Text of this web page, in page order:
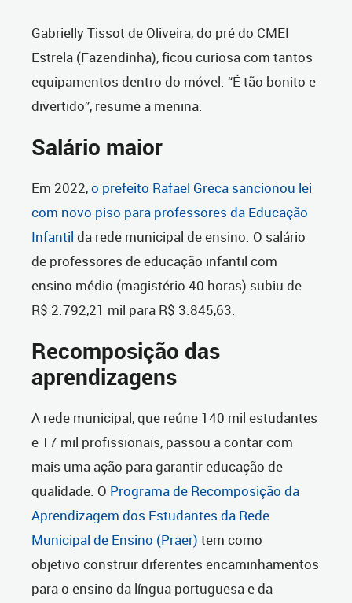
Gabrielly Tissot de Oliveira, do pré do CMEI
Estrela (Fazendinha), ficou curiosa com tantos
equipamentos dentro do móvel. “É tão bonito e
divertido”, resume a menina.
Salário maior
Em 2022,o prefeito Rafael Greca sancionou lei
com novo piso para professores da Educação
Infantil da rede municipal de ensino. O salário
de professores de educação infantil com
ensino médio (magistério 40 horas) subiu de
R$ 2.792,21 mil para R$ 3.845,63.
Recomposição das
aprendizagens
A rede municipal, que reúne 140 mil estudantes
e 17 mil profissionais, passou a contar com
mais uma ação para garantir educação de
qualidade. O Programa de Recomposição da
Aprendizagem dos Estudantes da Rede
Municipal de Ensino (Praer) tem como
objetivo construir diferentes encaminhamentos
para o ensino da língua portuguesa e da